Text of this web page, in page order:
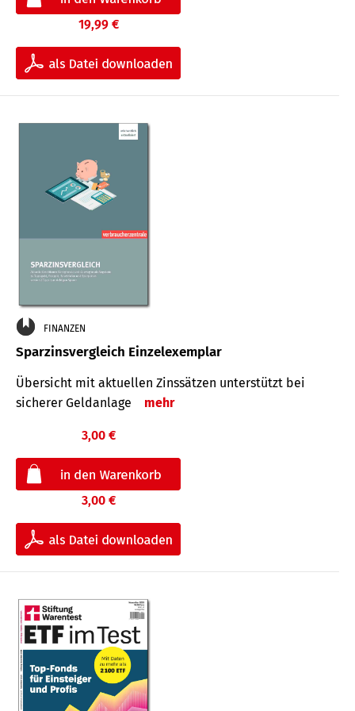
19,99 €
FINANZEN
Sparzinsvergleich Einzelexemplar
Übersicht mit aktuellen Zinssätzen unterstützt bei
sicherer Geldanlage
mehr
3,00 €
3,00 €